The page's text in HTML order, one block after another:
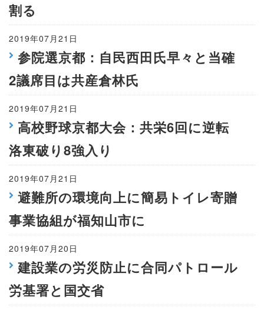
割る
2019年07月21日
参院選京都：自民西田氏早々と当確
2議席目は共産倉林氏
2019年07月21日
高校野球京都大会：共栄6回に逆転
洛東破り8強入り
2019年07月21日
避難所の環境向上に簡易トイレ寄贈
事業協組が福知山市に
2019年07月20日
建設業の労災防止に合同パトロール
労基署と国交省